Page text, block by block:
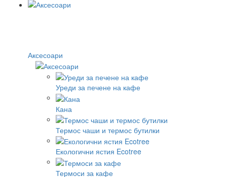
Аксесоари
Уреди за печене на кафе
Кана
Термос чаши и термос бутилки
Екологични ястия Ecotree
Термоси за кафе